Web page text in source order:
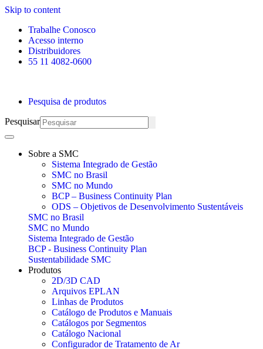
Skip to content
Trabalhe Conosco
Acesso interno
Distribuidores
55 11 4082-0600
Pesquisa de produtos
Pesquisar
Sobre a SMC
Sistema Integrado de Gestão
SMC no Brasil
SMC no Mundo
BCP – Business Continuity Plan
ODS – Objetivos de Desenvolvimento Sustentáveis
SMC no Brasil
SMC no Mundo
Sistema Integrado de Gestão
BCP - Business Continuity Plan
Sustentabilidade SMC
Produtos
2D/3D CAD
Arquivos EPLAN
Linhas de Produtos
Catálogo de Produtos e Manuais
Catálogos por Segmentos
Catálogo Nacional
Configurador de Tratamento de Ar